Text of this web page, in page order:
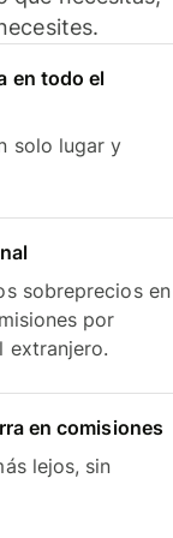
en todo el
solo lugar y
sobreprecios en
por
extranjero.
en comisiones
lejos, sin